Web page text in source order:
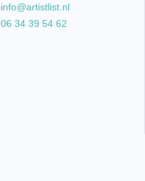
info@artistlist.nl
06 34 39 54 62